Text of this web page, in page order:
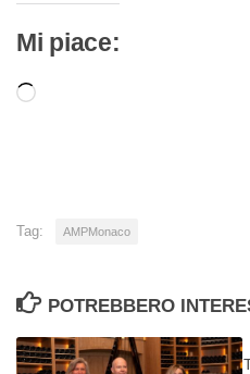
Mi piace:
Caricamento
Tag: AMPMonaco
POTREBBERO